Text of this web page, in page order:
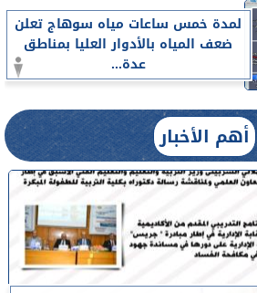
لمدة خمس ساعات مياه سوهاج تعلن
ضعف المياه بالأدوار العليا بمناطق
عدة...
أهم الأخبار